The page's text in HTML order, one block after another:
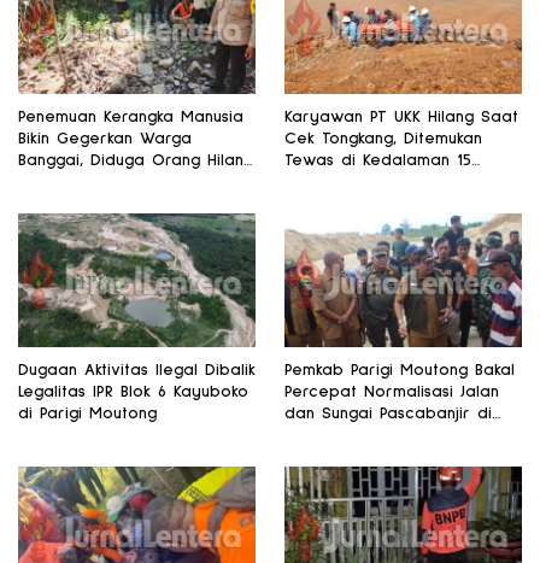
Penemuan Kerangka Manusia
Bikin Gegerkan Warga
Banggai, Diduga Orang Hilang
Karyawan PT UKK Hilang Saat
Cek Tongkang, Ditemukan
Tewas di Kedalaman 15
Dugaan Aktivitas Ilegal Dibalik
Legalitas IPR Blok 6 Kayuboko
di Parigi Moutong
Pemkab Parigi Moutong Bakal
Percepat Normalisasi Jalan
dan Sungai Pascabanjir di